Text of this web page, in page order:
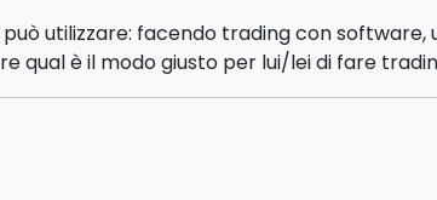
utilizzare: facendo trading con
qual è il modo giusto per lui/lei di fare